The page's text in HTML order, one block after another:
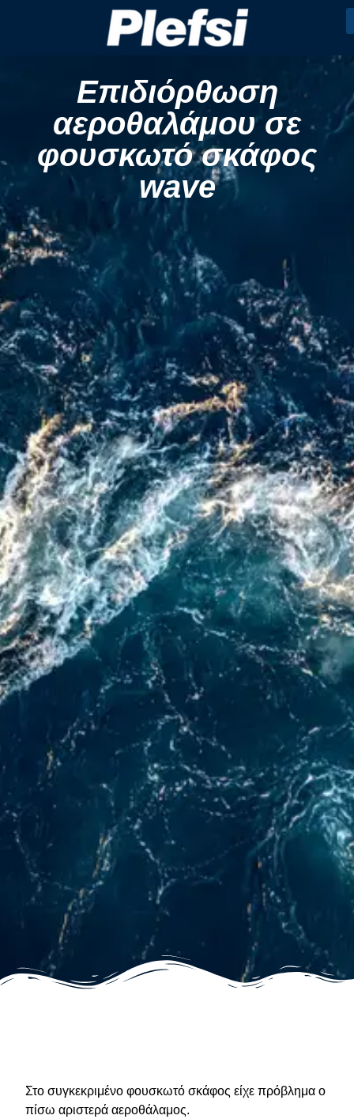
Επιδιόρθωση
αεροθαλάμου σε
φουσκωτό σκάφος
wave
Στο συγκεκριμένο φουσκωτό σκάφος είχε πρόβλημα ο
πίσω αριστερά αεροθάλαμος.